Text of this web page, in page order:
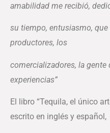
amabilidad me recibió,
su tiempo, entusiasmo,
productores, los
comercializadores, la
experiencias”
El libro “Tequila, el único
escrito en inglés y español,